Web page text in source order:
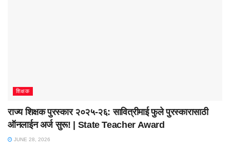
शिक्षक
राज्य शिक्षक पुरस्कार २०२५-२६: सावित्रीमाई फुले पुरस्कारासाठी
ऑनलाईन अर्ज सुरू! | State Teacher Award
JUNE 28, 2026